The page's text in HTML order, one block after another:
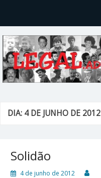
DIA: 4 DE JUNHO DE 2012
Solidão
4 de junho de 2012